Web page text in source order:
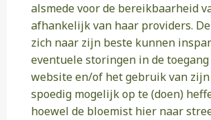
alsmede voor de bereikbaarheid
afhankelijk van haar providers.
zich naar zijn beste kunnen
eventuele storingen in de
website en/of het gebruik van
spoedig mogelijk op te (doen)
hoewel de bloemist hier naar